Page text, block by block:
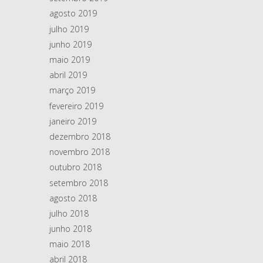
agosto 2019
julho 2019
junho 2019
maio 2019
abril 2019
março 2019
fevereiro 2019
janeiro 2019
dezembro 2018
novembro 2018
outubro 2018
setembro 2018
agosto 2018
julho 2018
junho 2018
maio 2018
abril 2018